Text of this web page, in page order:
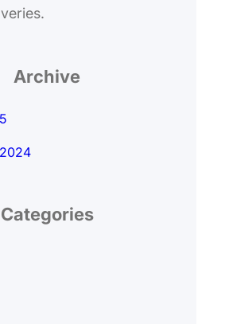
Archive
Categories